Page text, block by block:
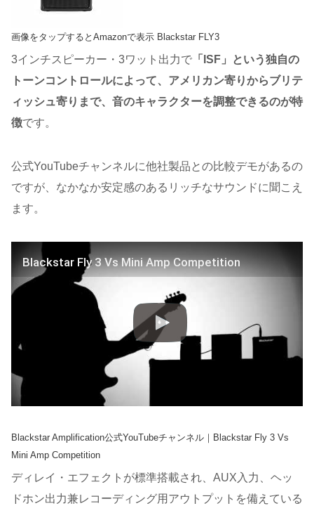
画像をタップするとAmazonで表示 Blackstar FLY3
3インチスピーカー・3ワット出力で 「ISF」という独自の
トーンコントロールによって、アメリカン寄りからブリテ
ィッシュ寄りまで、音のキャラクターを調整できるのが特
徴です。
公式YouTubeチャンネルに他社製品との比較デモがあるの
ですが、なかなか安定感のあるリッチなサウンドに聞こえ
ます。
Blackstar Fly 3 Vs Mini Amp Competition
Blackstar Amplification公式YouTubeチャンネル｜Blackstar Fly 3 Vs
Mini Amp Competition
ディレイ・エフェクトが標準搭載され、AUX入力、ヘッ
ドホン出力兼レコーディング用アウトプットを備えている